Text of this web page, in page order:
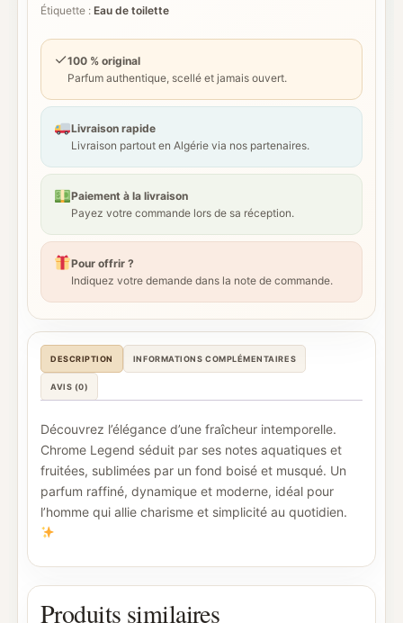
Étiquette : Eau de toilette
✓100 % original
Parfum authentique, scellé et jamais ouvert.
Livraison rapide
Livraison partout en Algérie via nos partenaires.
Paiement à la livraison
Payez votre commande lors de sa réception.
Pour offrir ?
Indiquez votre demande dans la note de commande.
DESCRIPTION INFORMATIONS COMPLÉMENTAIRES
AVIS (0)
Découvrez l’élégance d’une fraîcheur intemporelle.
Chrome Legend séduit par ses notes aquatiques et
fruitées, sublimées par un fond boisé et musqué. Un
parfum raffiné, dynamique et moderne, idéal pour
l’homme qui allie charisme et simplicité au quotidien.
Produits similaires